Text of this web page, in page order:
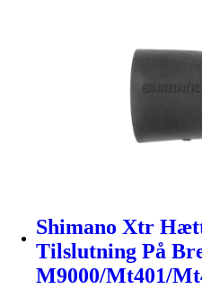
Shimano Xtr
Tilslutning På
M9000/Mt401/